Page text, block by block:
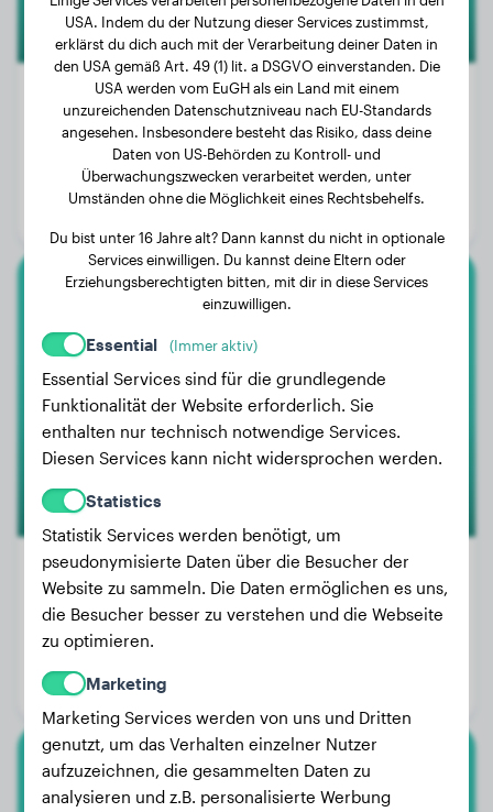
Gewicht:
Alter:
2 Jahre, 2 Monate
Berner Sennenhund
Mila
Gewicht:
27 kg
Alter:
Geschlecht:
Weißer Schweizer Schäferhund
USA. Indem du der Nutzung dieser Services zustimmst,
erklärst du dich auch mit der Verarbeitung deiner Daten in
den USA gemäß Art. 49 (1) lit. a DSGVO einverstanden. Die
USA werden vom EuGH als ein Land mit einem
unzureichenden Datenschutzniveau nach EU-Standards
angesehen. Insbesondere besteht das Risiko, dass deine
Daten von US-Behörden zu Kontroll- und
Überwachungszwecken verarbeitet werden, unter
Umständen ohne die Möglichkeit eines Rechtsbehelfs.
Du bist unter 16 Jahre alt? Dann kannst du nicht in optionale
Services einwilligen. Du kannst deine Eltern oder
Erziehungsberechtigten bitten, mit dir in diese Services
einzuwilligen.
Essential (Immer aktiv)
Essential Services sind für die grundlegende
Funktionalität der Website erforderlich. Sie
enthalten nur technisch notwendige Services.
Diesen Services kann nicht widersprochen werden.
Statistics
Statistik Services werden benötigt, um
pseudonymisierte Daten über die Besucher der
Website zu sammeln. Die Daten ermöglichen es uns,
die Besucher besser zu verstehen und die Webseite
zu optimieren.
Marketing
Marketing Services werden von uns und Dritten
genutzt, um das Verhalten einzelner Nutzer
aufzuzeichnen, die gesammelten Daten zu
analysieren und z.B. personalisierte Werbung